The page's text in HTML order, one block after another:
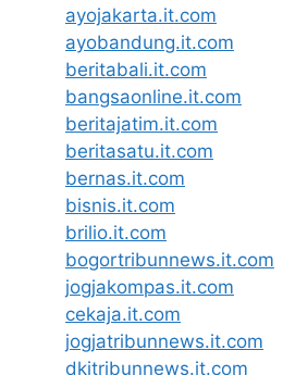
ayojakarta.it.com
ayobandung.it.com
beritabali.it.com
bangsaonline.it.com
beritajatim.it.com
beritasatu.it.com
bernas.it.com
bisnis.it.com
brilio.it.com
bogortribunnews.it.com
jogjakompas.it.com
cekaja.it.com
jogjatribunnews.it.com
dkitribunnews.it.com